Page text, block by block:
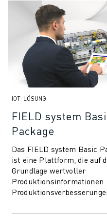
CNC-SCHLEIFEN
CNC-FRÄSEN
CNC-DREHEN
SPRITZGUSS
MASCHINENBEDIENUNG
MATERIALHANDHABUNG
LACKIEREN
PALETTIEREN
PUNKTSCHWEISSEN
VISION INSPEKTION
DRAHTERODIERMASCHINE
FALLBEISPIELE
KUNDENDIENST
KUNDENBETREUUNG
FIELD & WARTUNG
IOT-LÖSUNG
FIELD system
Package
Das FIELD system Basic
ist eine Plattform, die auf
Grundlage wertvoller
Produktionsinformationen
Daten und Produktivität